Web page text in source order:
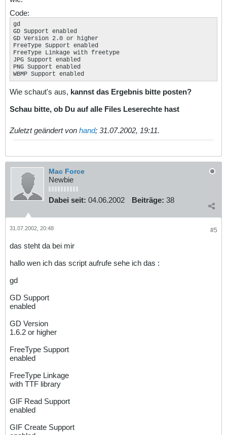
Code:
gd
GD Support enabled
GD Version 2.0 or higher
FreeType Support enabled
FreeType Linkage with freetype
JPG Support enabled
PNG Support enabled
WBMP Support enabled
Wie schaut's aus, kannst das Ergebnis bitte posten?
Schau bitte, ob Du auf alle Files Leserechte hast
Zuletzt geändert von hand; 31.07.2002, 19:11.
Mac Force
Newbie
Dabei seit: 04.06.2002 Beiträge: 38
#5
31.07.2002, 20:48
das steht da bei mir
hallo wen ich das script aufrufe sehe ich das :
gd
GD Support
enabled
GD Version
1.6.2 or higher
FreeType Support
enabled
FreeType Linkage
with TTF library
GIF Read Support
enabled
GIF Create Support